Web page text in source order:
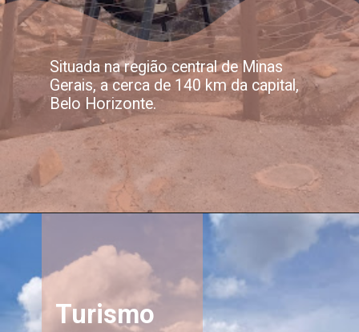
Situada na região central de Minas
Gerais, a cerca de 140 km da capital,
Belo Horizonte.
Turismo